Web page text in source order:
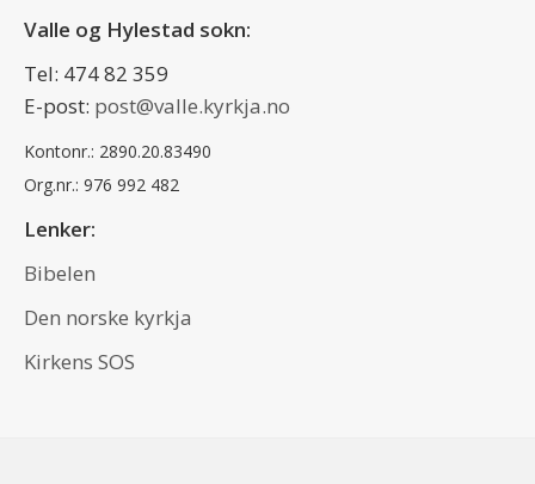
Valle og Hylestad sokn:
Tel: 474 82 359
E-post: post@valle.kyrkja.no
Kontonr.: 2890.20.83490
Org.nr.: 976 992 482
Lenker:
Bibelen
Den norske kyrkja
Kirkens SOS